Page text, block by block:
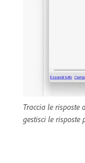
Traccia le
gestisci le